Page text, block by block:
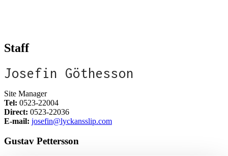
Staff
Josefin Göthesson
Site Manager
Tel: 0523-22004
Direct: 0523-22036
E-mail: josefin@lyckansslip.com
Gustav Pettersson